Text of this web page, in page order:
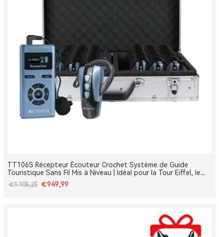
TT106S Récepteur Écouteur Crochet Système de Guide
Touristique Sans Fil Mis à Niveau | Idéal pour la Tour Eiffel, le
Louvre et les Monuments de France
€1.105,25 €949,99